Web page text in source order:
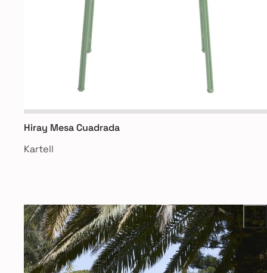
Hiray Mesa Cuadrada
Kartell